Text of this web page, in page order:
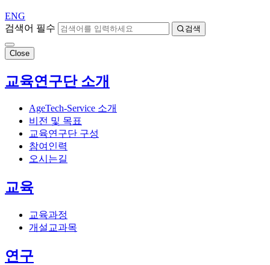
ENG
검색어 필수
검색
Close
교육연구단 소개
AgeTech-Service 소개
비전 및 목표
교육연구단 구성
참여인력
오시는길
교육
교육과정
개설교과목
연구